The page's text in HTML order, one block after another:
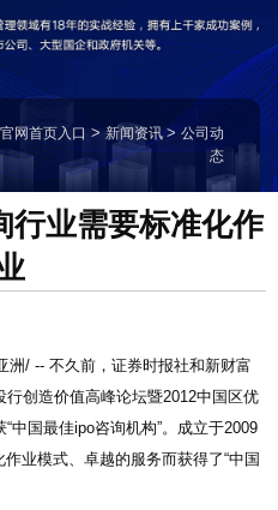
网首页入口>新闻资讯> 公司动
态
行业需要标准化作
洲/ -- 不久前，证券时报社和新财富
行创造价值高峰论坛暨2012中国区优
中国最佳ipo咨询机构”。成立于2009
业模式、卓越的服务而获得了“中国